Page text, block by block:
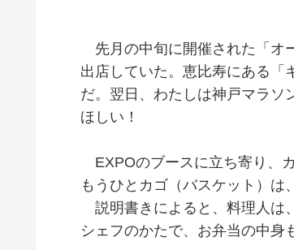
先月の中旬に開催された「オ
出店していた。恵比寿にある
だ。翌日、わたしは神戸マラソ
ほしい！
EXPOのブースに立ち寄り、
もうひとカゴ（バスケット）は
説明書きによると、料理人は
シェフのかたで、お弁当の中身